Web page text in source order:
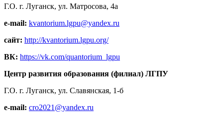
Г.О. г. Луганск, ул. Матросова, 4а
e-mail: kvantorium.lgpu@yandex.ru
сайт: http://kvantorium.lgpu.org/
ВК: https://vk.com/quantorium_lgpu
Центр развития образования (филиал) ЛГПУ
Г.О. г. Луганск, ул. Славянская, 1-б
e-mail: cro2021@yandex.ru